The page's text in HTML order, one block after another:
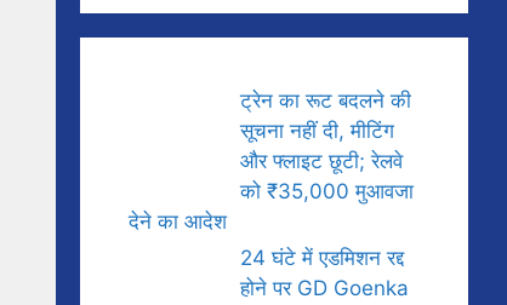
ट्रेन का रूट बदलने की
सूचना नहीं दी, मीटिंग
और फ्लाइट छूटी; रेलवे
को ₹35,000 मुआवजा
देने का आदेश
24 घंटे में एडमिशन रद्द
होने पर GD Goenka